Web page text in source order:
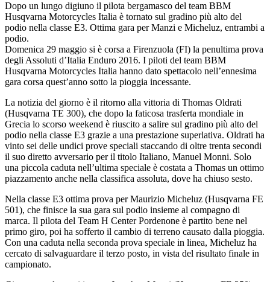
Dopo un lungo digiuno il pilota bergamasco del team BBM
Husqvarna Motorcycles Italia è tornato sul gradino più alto del
podio nella classe E3. Ottima gara per Manzi e Micheluz, entrambi a
podio.
Domenica 29 maggio si è corsa a Firenzuola (FI) la penultima prova
degli Assoluti d’Italia Enduro 2016. I piloti del team BBM
Husqvarna Motorcycles Italia hanno dato spettacolo nell’ennesima
gara corsa quest’anno sotto la pioggia incessante.
La notizia del giorno è il ritorno alla vittoria di Thomas Oldrati
(Husqvarna TE 300), che dopo la faticosa trasferta mondiale in
Grecia lo scorso weekend è riuscito a salire sul gradino più alto del
podio nella classe E3 grazie a una prestazione superlativa. Oldrati ha
vinto sei delle undici prove speciali staccando di oltre trenta secondi
il suo diretto avversario per il titolo Italiano, Manuel Monni. Solo
una piccola caduta nell’ultima speciale è costata a Thomas un ottimo
piazzamento anche nella classifica assoluta, dove ha chiuso sesto.
Nella classe E3 ottima prova per Maurizio Micheluz (Husqvarna FE
501), che finisce la sua gara sul podio insieme al compagno di
marca. Il pilota del Team H Center Pordenone è partito bene nel
primo giro, poi ha sofferto il cambio di terreno causato dalla pioggia.
Con una caduta nella seconda prova speciale in linea, Micheluz ha
cercato di salvaguardare il terzo posto, in vista del risultato finale in
campionato.